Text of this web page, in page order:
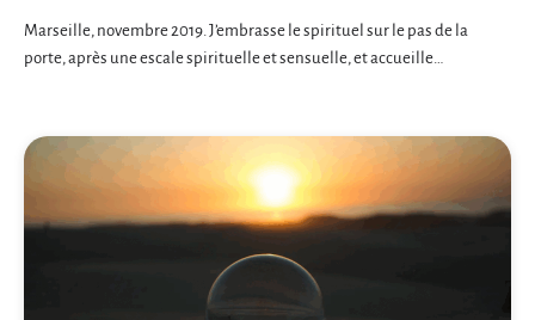
Marseille, novembre 2019. J’embrasse le spirituel sur le pas de la
porte, après une escale spirituelle et sensuelle, et accueille…